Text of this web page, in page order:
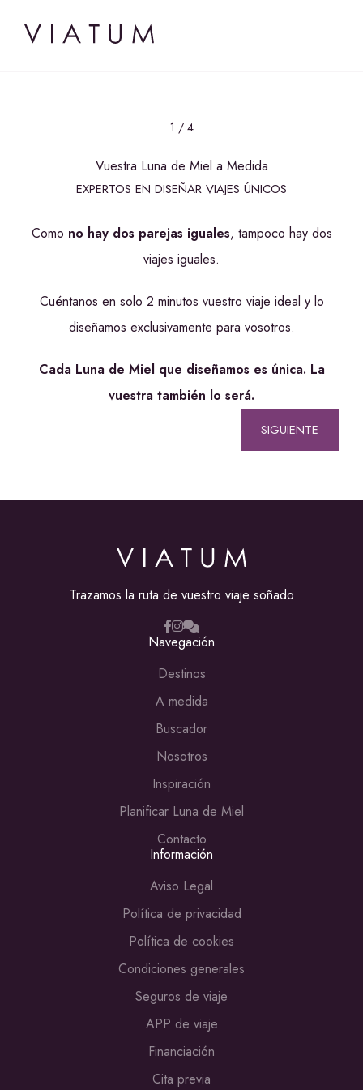
1 / 4
Vuestra Luna de Miel a Medida
EXPERTOS EN DISEÑAR VIAJES ÚNICOS
Como no hay dos parejas iguales, tampoco hay dos
viajes iguales.
Cuéntanos en solo 2 minutos vuestro viaje ideal y lo
diseñamos exclusivamente para vosotros.
Cada Luna de Miel que diseñamos es única. La
vuestra también lo será.
SIGUIENTE
Trazamos la ruta de vuestro viaje soñado
Navegación
Destinos
A medida
Buscador
Nosotros
Inspiración
Planificar Luna de Miel
Contacto
Información
Aviso Legal
Política de privacidad
Política de cookies
Condiciones generales
Seguros de viaje
APP de viaje
Financiación
Cita previa